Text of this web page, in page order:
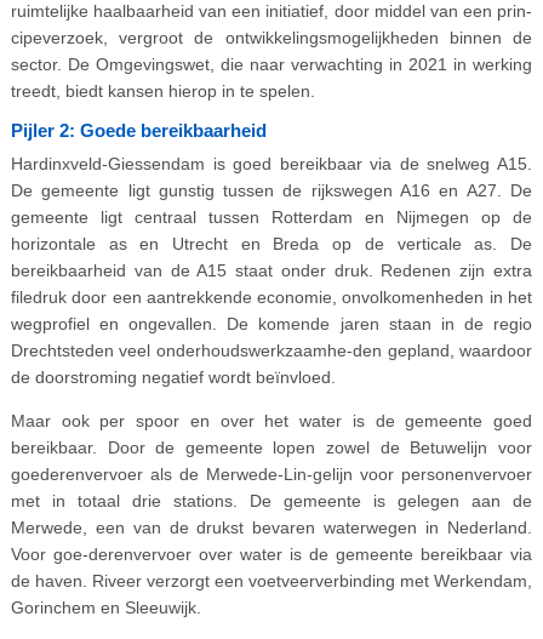
ruimtelijke haalbaarheid van een initiatief, door middel van een prin-
cipeverzoek, vergroot de ontwikkelingsmogelijkheden binnen de
sector. De Omgevingswet, die naar verwachting in 2021 in werking
treedt, biedt kansen hierop in te spelen.
Pijler 2: Goede bereikbaarheid
Hardinxveld-Giessendam is goed bereikbaar via de snelweg A15.
De gemeente ligt gunstig tussen de rijkswegen A16 en A27. De
gemeente ligt centraal tussen Rotterdam en Nijmegen op de
horizontale as en Utrecht en Breda op de verticale as. De
bereikbaarheid van de A15 staat onder druk. Redenen zijn extra
filedruk door een aantrekkende economie, onvolkomenheden in het
wegprofiel en ongevallen. De komende jaren staan in de regio
Drechtsteden veel onderhoudswerkzaamhe-den gepland, waardoor
de doorstroming negatief wordt beïnvloed.
Maar ook per spoor en over het water is de gemeente goed
bereikbaar. Door de gemeente lopen zowel de Betuwelijn voor
goederenvervoer als de Merwede-Lin-gelijn voor personenvervoer
met in totaal drie stations. De gemeente is gelegen aan de
Merwede, een van de drukst bevaren waterwegen in Nederland.
Voor goe-derenvervoer over water is de gemeente bereikbaar via
de haven. Riveer verzorgt een voetveerverbinding met Werkendam,
Gorinchem en Sleeuwijk.